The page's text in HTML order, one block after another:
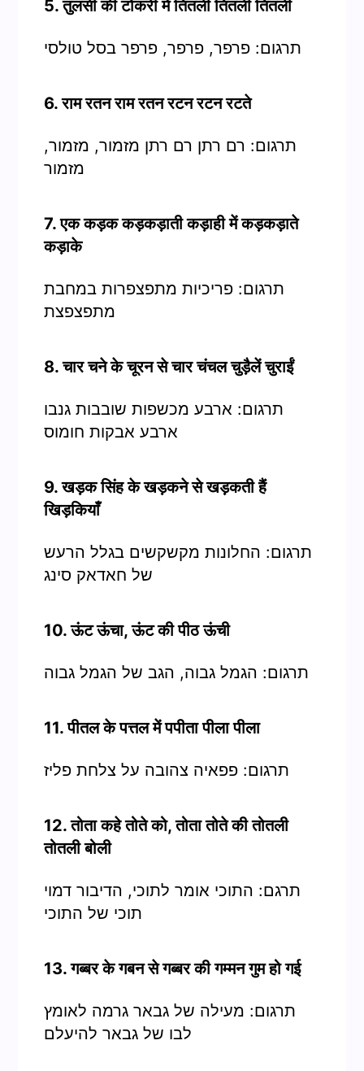
5. तुलसी की टोकरी में तितली तितली तितली
תרגום: פרפר, פרפר, פרפר בסל טולסי
6. राम रतन राम रतन रटन रटन रटते
תרגום: רם רתן רם רתן מזמור, מזמור,
מזמור
7. एक कड़क कड़कड़ाती कड़ाही में कड़कड़ाते
कड़ाके
תרגום: פריכיות מתפצפרות במחבת
מתפצפצת
8. चार चने के चूरन से चार चंचल चुड़ैलें चुराईं
תרגום: ארבע מכשפות שובבות גנבו
ארבע אבקות חומוס
9. खड़क सिंह के खड़कने से खड़कती हैं
खिड़कियाँ
תרגום: החלונות מקשקשים בגלל הרעש
של חאדאק סינג
10. ऊंट ऊंचा, ऊंट की पीठ ऊंची
תרגום: הגמל גבוה, הגב של הגמל גבוה
11. पीतल के पत्तल में पपीता पीला पीला
תרגום: פפאיה צהובה על צלחת פליז
12. तोता कहे तोते को, तोता तोते की तोतली
तोतली बोली
תרגם: התוכי אומר לתוכי, הדיבור דמוי
תוכי של התוכי
13. गब्बर के गबन से गब्बर की गम्मन गुम हो गई
תרגום: מעילה של גבאר גרמה לאומץ
לבו של גבאר להיעלם